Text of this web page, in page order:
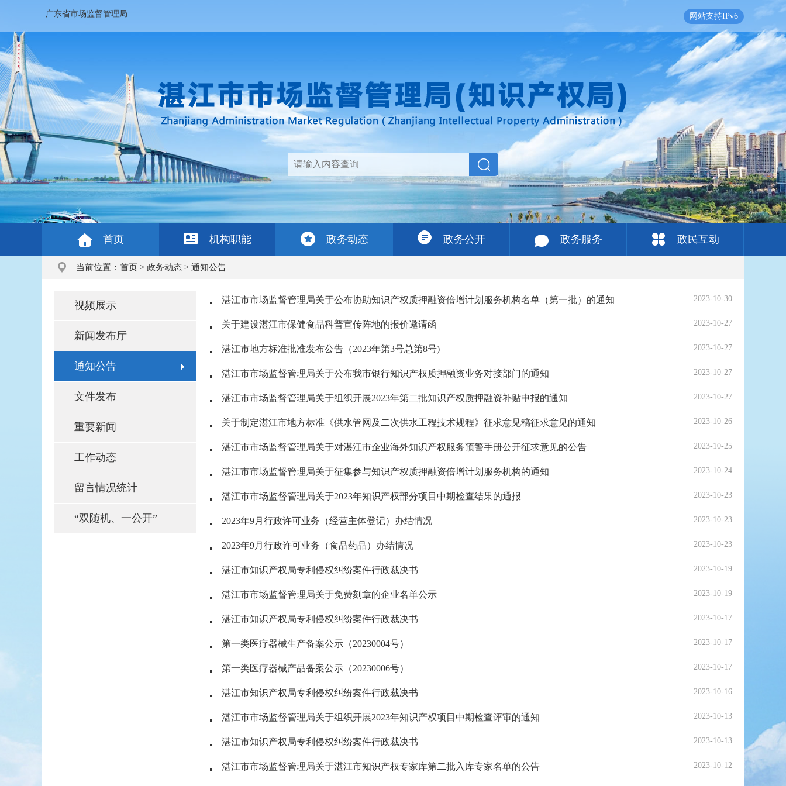
广东省市场监督管理局 网站支持IPv6
首页 机构职能 政务动态 政务公开 政务服务 政民互动
当前位置： 首页 > 政务动态 > 通知公告
视频展示
新闻发布厅
通知公告
文件发布
重要新闻
工作动态
留言情况统计
“双随机、一公开”
湛江市市场监督管理局关于公布协助知识产权质押融资倍增计划服务机构名单（第一批）的通知 2023-10-30
关于建设湛江市保健食品科普宣传阵地的报价邀请函 2023-10-27
湛江市地方标准批准发布公告（2023年第3号总第8号) 2023-10-27
湛江市市场监督管理局关于公布我市银行知识产权质押融资业务对接部门的通知 2023-10-27
湛江市市场监督管理局关于组织开展2023年第二批知识产权质押融资补贴申报的通知 2023-10-27
关于制定湛江市地方标准《供水管网及二次供水工程技术规程》征求意见稿征求意见的通知 2023-10-26
湛江市市场监督管理局关于对湛江市企业海外知识产权服务预警手册公开征求意见的公告 2023-10-25
湛江市市场监督管理局关于征集参与知识产权质押融资倍增计划服务机构的通知 2023-10-24
湛江市市场监督管理局关于2023年知识产权部分项目中期检查结果的通报 2023-10-23
2023年9月行政许可业务（经营主体登记）办结情况 2023-10-23
2023年9月行政许可业务（食品药品）办结情况 2023-10-23
湛江市知识产权局专利侵权纠纷案件行政裁决书 2023-10-19
湛江市市场监督管理局关于免费刻章的企业名单公示 2023-10-19
湛江市知识产权局专利侵权纠纷案件行政裁决书 2023-10-17
第一类医疗器械生产备案公示（20230004号） 2023-10-17
第一类医疗器械产品备案公示（20230006号） 2023-10-17
湛江市知识产权局专利侵权纠纷案件行政裁决书 2023-10-16
湛江市市场监督管理局关于组织开展2023年知识产权项目中期检查评审的通知 2023-10-13
湛江市知识产权局专利侵权纠纷案件行政裁决书 2023-10-13
湛江市市场监督管理局关于湛江市知识产权专家库第二批入库专家名单的公告 2023-10-12